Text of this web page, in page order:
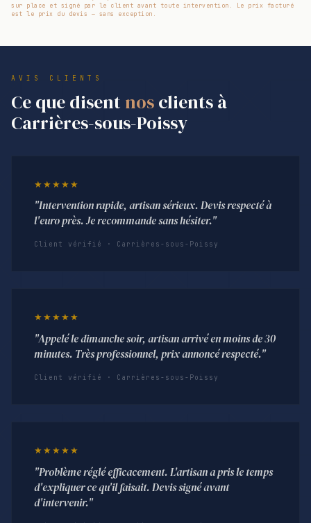
sur place et signé par le client avant toute intervention. Le prix facturé
est le prix du devis — sans exception.
AVIS CLIENTS
Ce que disent nosclients à
Carrières-sous-Poissy
★★★★★
"Intervention rapide, artisan sérieux. Devis respecté à
l'euro près. Je recommande sans hésiter."
Client vérifié · Carrières-sous-Poissy
★★★★★
"Appelé le dimanche soir, artisan arrivé en moins de 30
minutes. Très professionnel, prix annoncé respecté."
Client vérifié · Carrières-sous-Poissy
★★★★★
"Problème réglé efficacement. L'artisan a pris le temps
d'expliquer ce qu'il faisait. Devis signé avant
d'intervenir."